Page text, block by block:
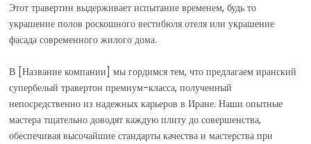
Этот травертин выдерживает испытание временем, будь то
украшение полов роскошного вестибюля отеля или украшение
фасада современного жилого дома.
В [Название компании] мы гордимся тем, что предлагаем иранский
супербелый травертон премиум-класса, полученный
непосредственно из надежных карьеров в Иране. Наши опытные
мастера тщательно доводят каждую плиту до совершенства,
обеспечивая высочайшие стандарты качества и мастерства при